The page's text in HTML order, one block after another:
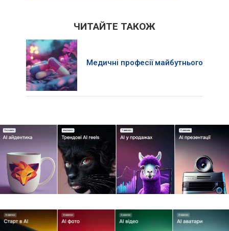
ЧИТАЙТЕ ТАКОЖ
Медичні професії майбутнього